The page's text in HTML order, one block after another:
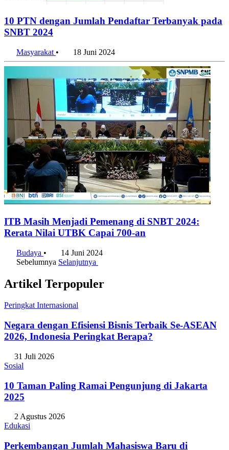
10 PTN dengan Jumlah Pendaftar Terbanyak pada
SNBT 2024
Masyarakat • 18 Juni 2024
ITB Masih Menjadi Pemenang di SNBT 2024:
Rerata Nilai UTBK Capai 700-an
Budaya •
14 Juni 2024
Sebelumnya Selanjutnya
Artikel Terpopuler
Peringkat Internasional
Negara dengan Efisiensi Bisnis Terbaik Se-ASEAN
2026, Indonesia Peringkat Berapa?
31 Juli 2026
Sosial
10 Taman Paling Ramai Pengunjung di Jakarta
2025
2 Agustus 2026
Edukasi
Perkembangan Jumlah Mahasiswa Baru di